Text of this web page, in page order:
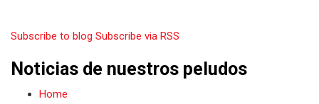
Subscribe to blog Subscribe via RSS
Noticias de nuestros peludos
Home